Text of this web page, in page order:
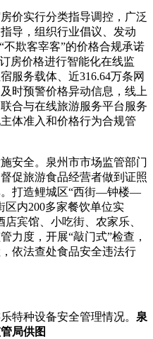
价实行分类指导调控，广泛
导，组织行业倡议、发动
不欺客宰客”的价格合规承诺
房价格进行智能化在线监
服务载体、近316.64万条网
时预警价格异动信息，线上
合与在线旅游服务平台服务
体准入和价格行为合规管
安全。泉州市市场监管部门
促旅游食品经营者做到证照
。打造鲤城区“西街—钟楼—
区内200多家餐饮单位实
宾馆、小吃街、农家乐、
力度，开展“敲门式”检查，
依法查处食品安全违法行
特种设备安全管理情况。 泉
局供图